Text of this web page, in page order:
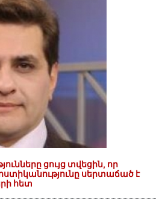
ցույց տվեցին, որ
սերտաճած է
հետ